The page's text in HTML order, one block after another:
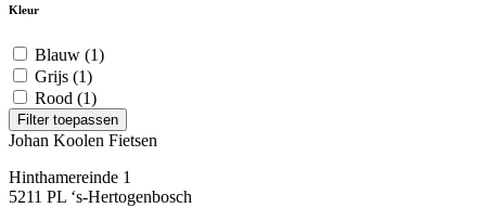
Kleur
Blauw (1)
Grijs (1)
Rood (1)
Filter toepassen
Johan Koolen Fietsen
Hinthamereinde 1
5211 PL ‘s-Hertogenbosch